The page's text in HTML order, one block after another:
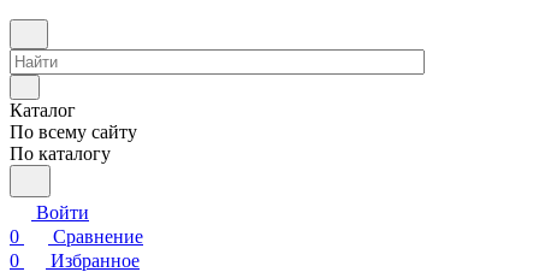
Каталог
По всему сайту
По каталогу
Войти
0
Сравнение
0
Избранное